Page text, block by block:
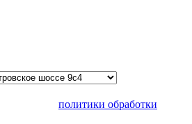
политики обработки